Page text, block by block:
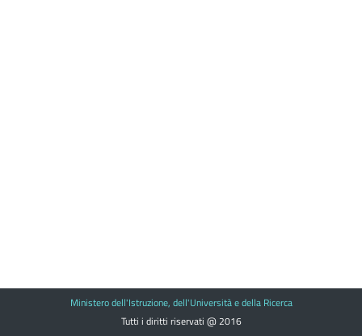
Ministero dell'Istruzione, dell'Università e della Ricerca
Tutti i diritti riservati @ 2016